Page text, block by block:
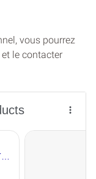
vous pourrez
le contacter